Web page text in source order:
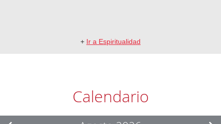
+ Ir a Espiritualidad
Calendario